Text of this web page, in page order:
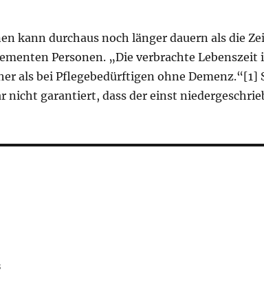
kann durchaus noch länger dauern als die
Personen. „Die verbrachte
als bei Pflegebedürftigen ohne Demenz.“[1]
nicht garantiert, dass der einst
dementen Personen“